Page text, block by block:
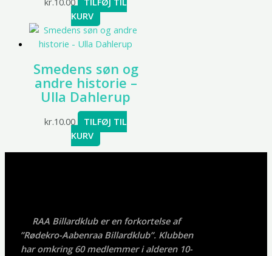
KURV
Smedens søn og
andre historie –
Ulla Dahlerup
kr.10.00
TILFØJ TIL
KURV
RAA Billardklub er en forkortelse af
”Rødekro-Aabenraa Billardklub”. Klubben
har omkring 60 medlemmer i alderen 10-